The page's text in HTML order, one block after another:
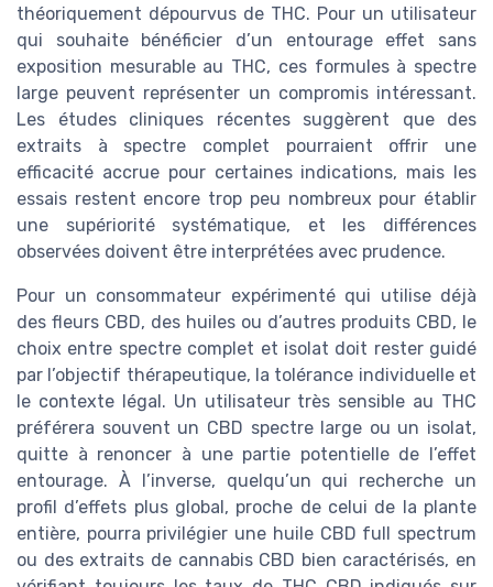
théoriquement dépourvus de THC. Pour un utilisateur
qui souhaite bénéficier d’un entourage effet sans
exposition mesurable au THC, ces formules à spectre
large peuvent représenter un compromis intéressant.
Les études cliniques récentes suggèrent que des
extraits à spectre complet pourraient offrir une
efficacité accrue pour certaines indications, mais les
essais restent encore trop peu nombreux pour établir
une supériorité systématique, et les différences
observées doivent être interprétées avec prudence.
Pour un consommateur expérimenté qui utilise déjà
des fleurs CBD, des huiles ou d’autres produits CBD, le
choix entre spectre complet et isolat doit rester guidé
par l’objectif thérapeutique, la tolérance individuelle et
le contexte légal. Un utilisateur très sensible au THC
préférera souvent un CBD spectre large ou un isolat,
quitte à renoncer à une partie potentielle de l’effet
entourage. À l’inverse, quelqu’un qui recherche un
profil d’effets plus global, proche de celui de la plante
entière, pourra privilégier une huile CBD full spectrum
ou des extraits de cannabis CBD bien caractérisés, en